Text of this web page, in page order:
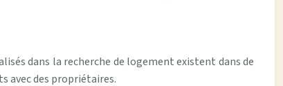
dans la recherche de logement existent dans de
avec des propriétaires.